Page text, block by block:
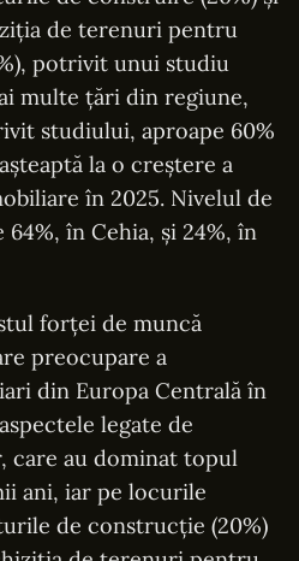
de terenuri pentru
potrivit unui studiu
multe ţări din regiune,
studiului, aproape 60%
la o creştere a
în 2025. Nivelul de
în Cehia, şi 24%, în
forţei de muncă
preocupare a
din Europa Centrală în
legate de
care au dominat topul
ani, iar pe locurile
de construcţie (20%)